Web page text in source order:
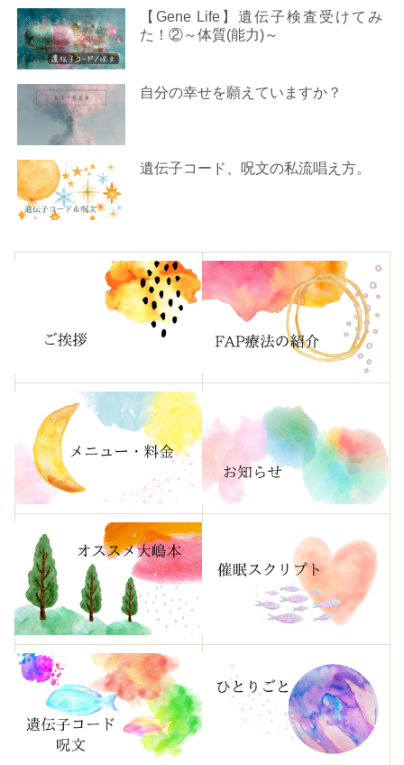
【Gene Life】遺伝子検査受けてみ
た！②～体質(能力)～
自分の幸せを願えていますか？
遺伝子コード、呪文の私流唱え方。